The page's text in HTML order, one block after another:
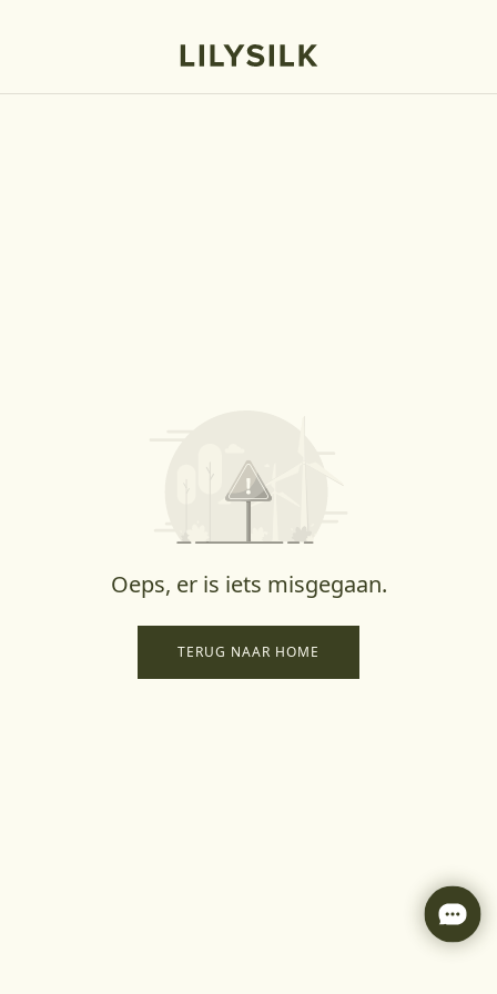
Oeps, er is iets misgegaan.
TERUG NAAR HOME